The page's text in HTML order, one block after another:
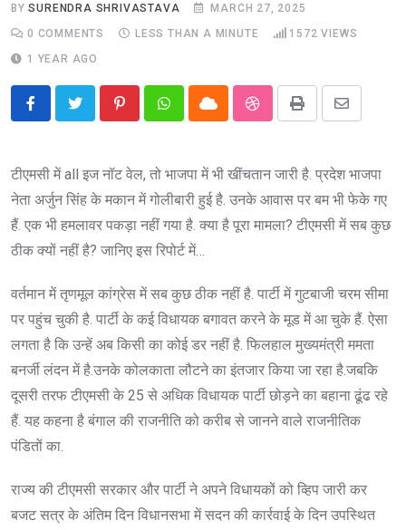
BYSURENDRA SHRIVASTAVA
MARCH 27, 2025
0 COMMENTS LESS THAN A MINUTE 1572 VIEWS
1 YEAR AGO
PinterestWhatsappCloud StumbleUpon
Print
Share
टीएमसी में all इज नॉट वेल, तो भाजपा में भी खींचतान जारी है. प्रदेश भाजपा
नेता अर्जुन सिंह के मकान में गोलीबारी हुई है. उनके आवास पर बम भी फेके गए
हैं. एक भी हमलावर पकड़ा नहीं गया है. क्या है पूरा मामला? टीएमसी में सब कुछ
ठीक क्यों नहीं है? जानिए इस रिपोर्ट में…
वर्तमान में तृणमूल कांग्रेस में सब कुछ ठीक नहीं है. पार्टी में गुटबाजी चरम सीमा
पर पहुंच चुकी है. पार्टी के कई विधायक बगावत करने के मूड में आ चुके हैं. ऐसा
लगता है कि उन्हें अब किसी का कोई डर नहीं है. फिलहाल मुख्यमंत्री ममता
बनर्जी लंदन में है.उनके कोलकाता लौटने का इंतजार किया जा रहा है.जबकि
दूसरी तरफ टीएमसी के 25 से अधिक विधायक पार्टी छोड़ने का बहाना ढूंढ रहे
हैं. यह कहना है बंगाल की राजनीति को करीब से जानने वाले राजनीतिक
पंडितों का.
राज्य की टीएमसी सरकार और पार्टी ने अपने विधायकों को व्हिप जारी कर
बजट सत्र के अंतिम दिन विधानसभा में सदन की कार्रवाई के दिन उपस्थित